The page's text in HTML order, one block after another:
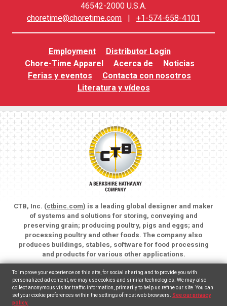
46542-2000 U.S.A.
choretime@choretime.com | +1-574-658-4101
Employment
Distributor Login
Chore-Time Apparel
Acerca de
Noticias
Ferias y eventos
Contacta con nosotros
Literatura y vídeos
CTB, Inc. (ctbinc.com) is a leading global designer and maker
of systems and solutions for storing, conveying and
preserving grain; producing poultry, pigs and eggs; and
processing poultry and other foods. The company also
produces buildings, stables, software for food processing
and products for various other applications.
Copyright © 2026 CTB, Inc. All rights reserved.
Legal Notices
Animal Care
To improve your experience on this site, for social sharing and to provide you with
personalized ad content, we may use cookies and similar technologies. We may also
collect anonymous visitor traffic information, primarily to help us refine our site. You can
set your cookie preferences within the settings of most web browsers. See our privacy
policy.